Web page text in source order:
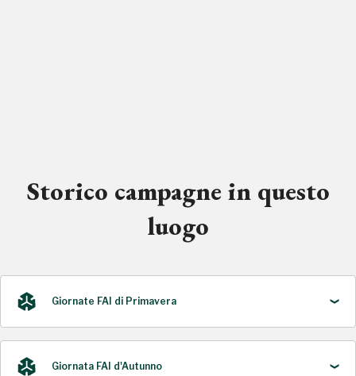
Storico campagne in questo
luogo
Giornate FAI di Primavera
Giornata FAI d'Autunno